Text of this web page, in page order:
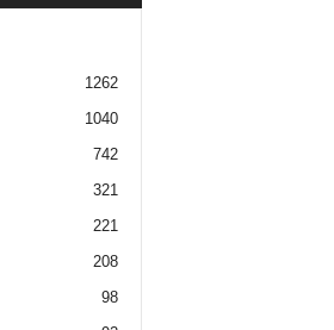
1262
1040
742
321
221
208
98